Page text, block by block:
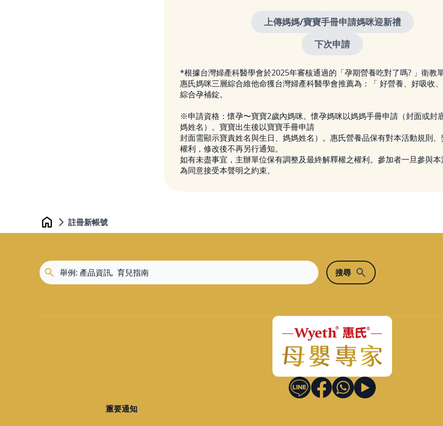
*根據台灣婦產科醫學會於2025年審核通過的「孕期營養吃對了嗎? 」衛教
惠氏媽咪三層綜合維他命獲台灣婦產科醫學會推薦為：「 好營養、好吸收
綜合孕補錠。
※申請資格：懷孕〜寶寶2歲內媽咪。懷孕媽咪以媽媽手冊申請（封面或封
媽姓名）。寶寶出生後以寶寶手冊申請
封面需顯示寶責姓名與生日、媽媽姓名）。惠氏營養品保有對本活動規則
權利，修改後不再另行通知。
如有未盡事宜，主辦單位保有調整及最終解釋權之權利。參加者一旦參與
為同意接受本聲明之約束。
Home 註冊新帳號
重要通知